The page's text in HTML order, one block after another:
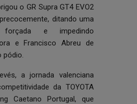
o GR Supra GT4 EVO2
ditando uma
forçada e impedindo
e Francisco Abreu de
pódio.
a jornada valenciana
da TOYOTA
Caetano Portugal, que